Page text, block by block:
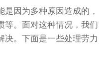
因为多种原因造成的，
等。面对这种情况，我们
决。下面是一些处理劳力